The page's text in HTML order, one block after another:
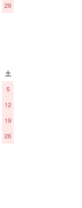
29
土
5
12
19
26